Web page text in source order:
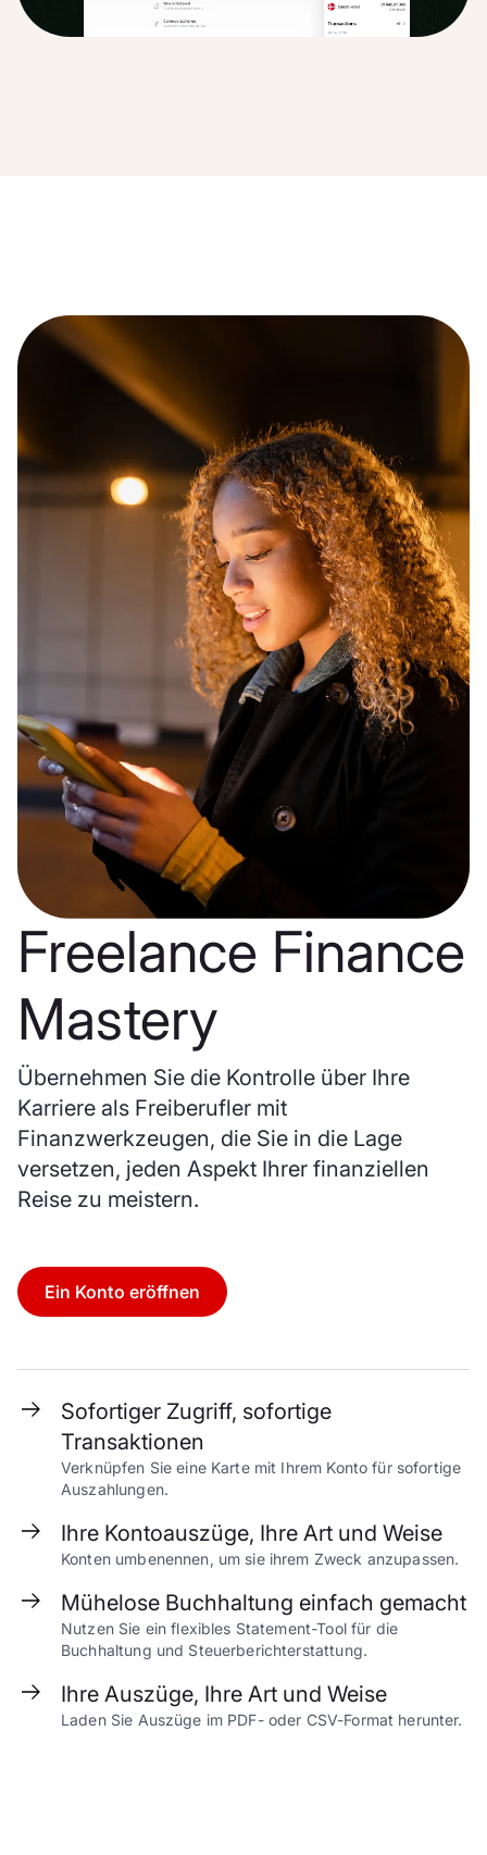
Freelance Finance
Mastery
Übernehmen Sie die Kontrolle über Ihre
Karriere als Freiberufler mit
Finanzwerkzeugen, die Sie in die Lage
versetzen, jeden Aspekt Ihrer finanziellen
Reise zu meistern.
Ein Konto eröffnen
Sofortiger Zugriff, sofortige
Transaktionen
Verknüpfen Sie eine Karte mit Ihrem Konto für sofortige
Auszahlungen.
Ihre Kontoauszüge, Ihre Art und Weise
Konten umbenennen, um sie ihrem Zweck anzupassen.
Mühelose Buchhaltung einfach gemacht
Nutzen Sie ein flexibles Statement-Tool für die
Buchhaltung und Steuerberichterstattung.
Ihre Auszüge, Ihre Art und Weise
Laden Sie Auszüge im PDF- oder CSV-Format herunter.